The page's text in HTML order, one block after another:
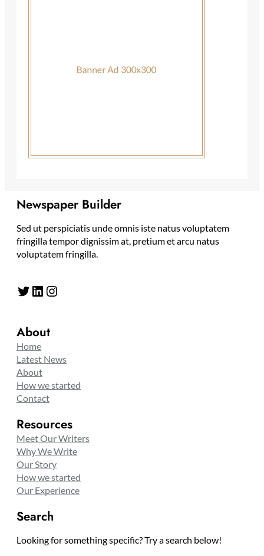
Newspaper Builder
Sed ut perspiciatis unde omnis iste natus voluptatem
fringilla tempor dignissim at, pretium et arcu natus
voluptatem fringilla.
Twitter LinkedIn Instagram
About
Home
Latest News
About
How we started
Contact
Resources
Meet Our Writers
Why We Write
Our Story
How we started
Our Experience
Search
Looking for something specific? Try a search below!